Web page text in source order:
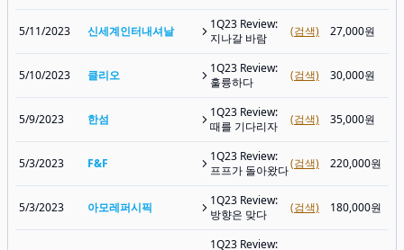
5/11/2023 신세계인터내셔날
1Q23 Review:
지나갈 바람
(검색) 27,000원
5/10/2023 클리오
1Q23 Review:
훌륭하다
(검색) 30,000원
5/9/2023 한섬
1Q23 Review:
때를 기다리자
(검색) 35,000원
5/3/2023 F&F
1Q23 Review:
프프가 돌아왔다(검색) 220,000원
5/3/2023 아모레퍼시픽
1Q23 Review:
방향은 맞다
(검색) 180,000원
1Q23 Review: